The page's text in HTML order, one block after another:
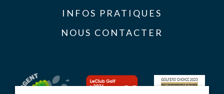
INFOS PRATIQUES
NOUS CONTACTER